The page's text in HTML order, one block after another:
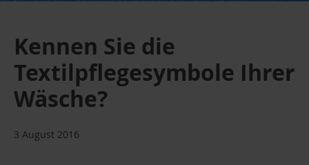
Kennen Sie die
Textilpflegesymbole Ihrer
Wäsche?
3 August 2016